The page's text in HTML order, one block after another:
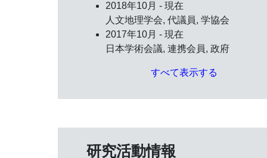
2018年10月 - 現在
人文地理学会, 代議員, 学協会
2017年10月 - 現在
日本学術会議, 連携会員, 政府
すべて表示する
研究活動情報